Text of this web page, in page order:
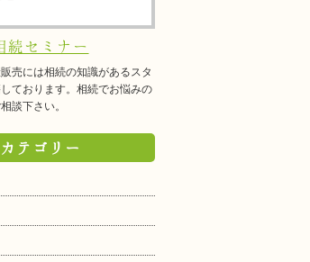
続セミナー
売には相続の知識があるスタ
ております。相続でお悩みの
談下さい。
カテゴリー